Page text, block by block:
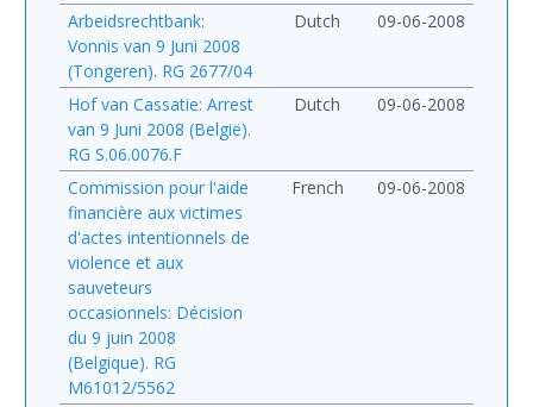
Arbeidsrechtbank:
Vonnis van 9 Juni 2008
(Tongeren). RG 2677/04
Dutch 09-06-2008
Hof van Cassatie: Arrest
van 9 Juni 2008 (België).
RG S.06.0076.F
Dutch 09-06-2008
Commission pour l'aide
financière aux victimes
d'actes intentionnels de
violence et aux
sauveteurs
occasionnels: Décision
du 9 juin 2008
(Belgique). RG
M61012/5562
French 09-06-2008